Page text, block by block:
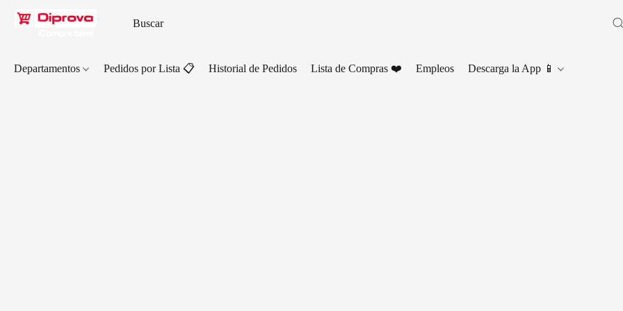
Departamentos Pedidos por Lista 📋 Historial de Pedidos Lista de Compras ❤️ Empleos Descarga la App 📱